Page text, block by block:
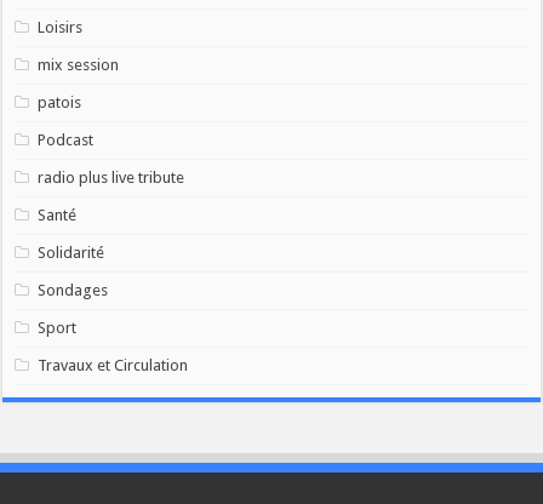
Loisirs
mix session
patois
Podcast
radio plus live tribute
Santé
Solidarité
Sondages
Sport
Travaux et Circulation